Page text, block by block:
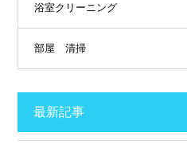
浴室クリーニング
部屋 清掃
最新記事